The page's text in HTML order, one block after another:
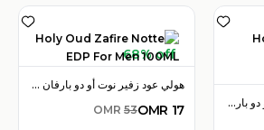
68% off
هولي عود زفير نوت أو دو بارفان 100 مل للرجال
OMR 17
OMR 53
هولي عود ويسترن فالي أو دو بارفان 100 مل للجنسين